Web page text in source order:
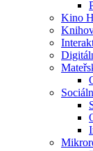
Kino